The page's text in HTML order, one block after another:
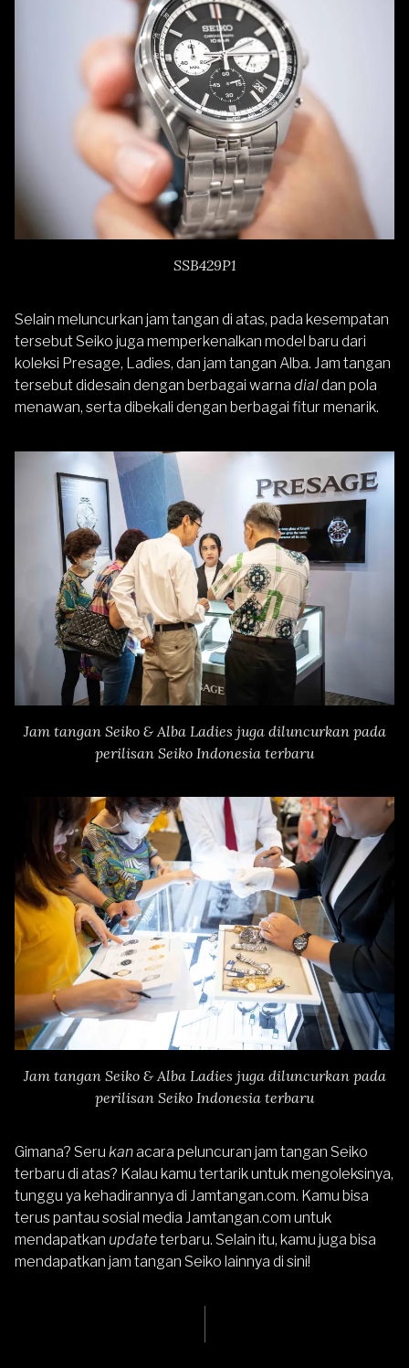
SSB429P1
Selain meluncurkan jam tangan di atas, pada kesempatan
tersebut Seiko juga memperkenalkan model baru dari
koleksi Presage, Ladies, dan jam tangan Alba. Jam tangan
tersebut didesain dengan berbagai warna dialdan pola
menawan, serta dibekali dengan berbagai fitur menarik.
Jam tangan Seiko & Alba Ladies juga diluncurkan pada
perilisan Seiko Indonesia terbaru
Jam tangan Seiko & Alba Ladies juga diluncurkan pada
perilisan Seiko Indonesia terbaru
Gimana? Seru kanacara peluncuran jam tangan Seiko
terbaru di atas? Kalau kamu tertarik untuk mengoleksinya,
tunggu ya kehadirannya di Jamtangan.com. Kamu bisa
terus pantau sosial media Jamtangan.com untuk
mendapatkan updateterbaru. Selain itu, kamu juga bisa
mendapatkan jam tangan Seiko lainnya di sini!